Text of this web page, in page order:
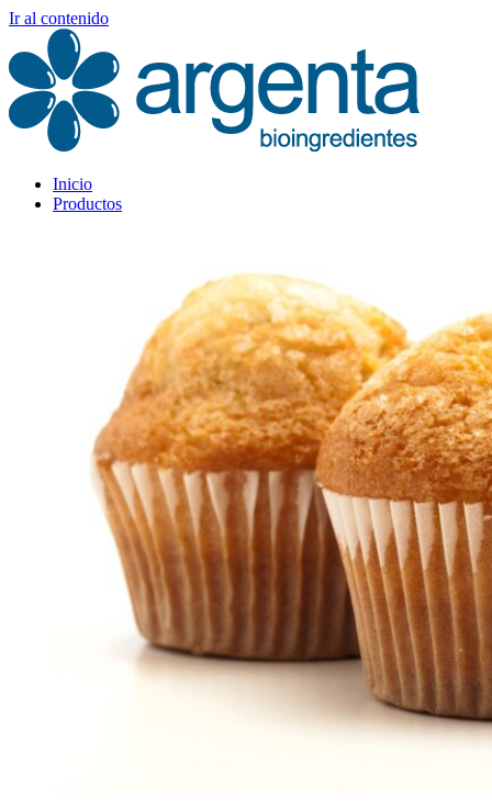
Ir al contenido
Inicio
Productos